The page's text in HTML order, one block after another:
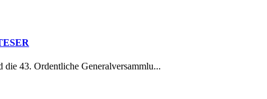
die 43. Ordentliche Generalversammlu...